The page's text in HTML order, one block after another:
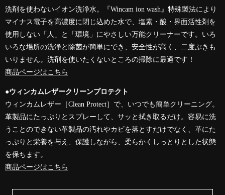
洗剤を使わないイオン洗浄水。『Wincam ion wash』特殊製法により
マイナス電子を高濃度に閉じ込めた水で、塩素・酸・界面活性剤を
使用しない「人」と「環境」にやさしい万能クリーナーです。いろ
いろな場所の洗浄と除菌が簡単にでき、安全性が高く、二度ぶきも
いりません。洗剤を使いたくないところの掃除に最適です！
商品ページはこちら
●ウィンカムレザークリーンプロテクト
ウィンカムレザー［Clean Protect］で、いつでも簡単クリーニング。
革製品にたっぷりとスプレーして、サッと拭き取るだけ。容易に洗
うことのできない革製品の汚れやカビを落とすだけでなく、革にた
っぷりと栄養を与え、保護しながら、柔らかくしっとりとした状態
を保ちます。
商品ページはこちら